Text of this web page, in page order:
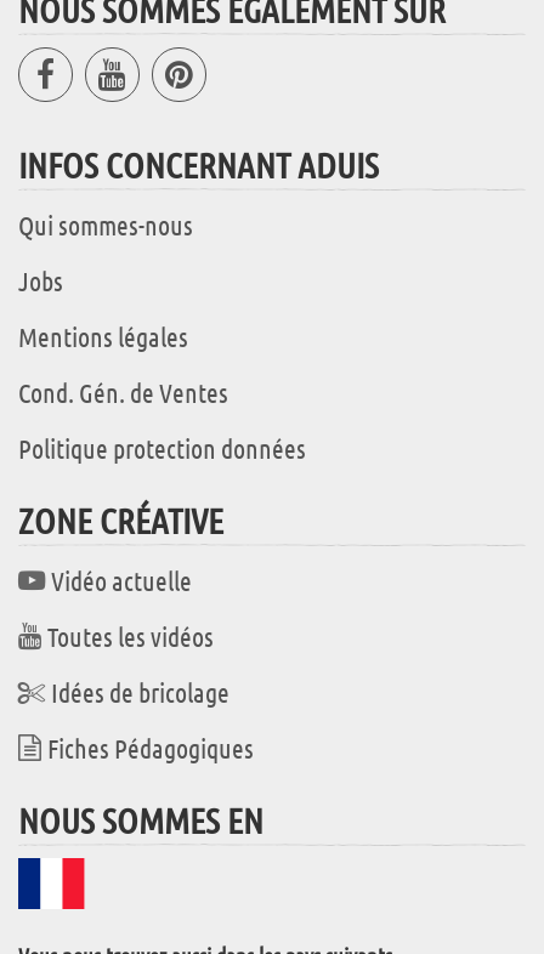
NOUS SOMMES ÉGALEMENT SUR
INFOS CONCERNANT ADUIS
Qui sommes-nous
Jobs
Mentions légales
Cond. Gén. de Ventes
Politique protection données
ZONE CRÉATIVE
Vidéo actuelle
Toutes les vidéos
Idées de bricolage
Fiches Pédagogiques
NOUS SOMMES EN